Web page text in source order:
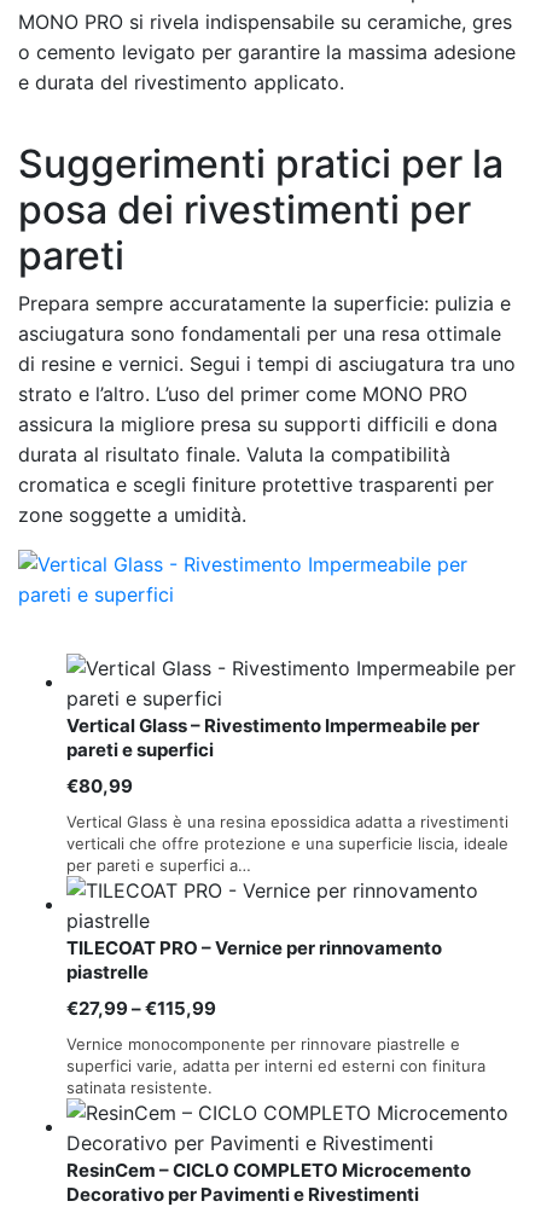
MONO PRO si rivela indispensabile su ceramiche, gres
o cemento levigato per garantire la massima adesione
e durata del rivestimento applicato.
Suggerimenti pratici per la
posa dei rivestimenti per
pareti
Prepara sempre accuratamente la superficie: pulizia e
asciugatura sono fondamentali per una resa ottimale
di resine e vernici. Segui i tempi di asciugatura tra uno
strato e l’altro. L’uso del primer come MONO PRO
assicura la migliore presa su supporti difficili e dona
durata al risultato finale. Valuta la compatibilità
cromatica e scegli finiture protettive trasparenti per
zone soggette a umidità.
Vertical Glass – Rivestimento Impermeabile per
pareti e superfici
€80,99
Vertical Glass è una resina epossidica adatta a rivestimenti
verticali che offre protezione e una superficie liscia, ideale
per pareti e superfici a…
TILECOAT PRO – Vernice per rinnovamento
piastrelle
€27,99–€115,99Fascia
di
prezzo:
€27,99
a
€115,99
Vernice monocomponente per rinnovare piastrelle e
superfici varie, adatta per interni ed esterni con finitura
satinata resistente.
ResinCem – CICLO COMPLETO Microcemento
Decorativo per Pavimenti e Rivestimenti